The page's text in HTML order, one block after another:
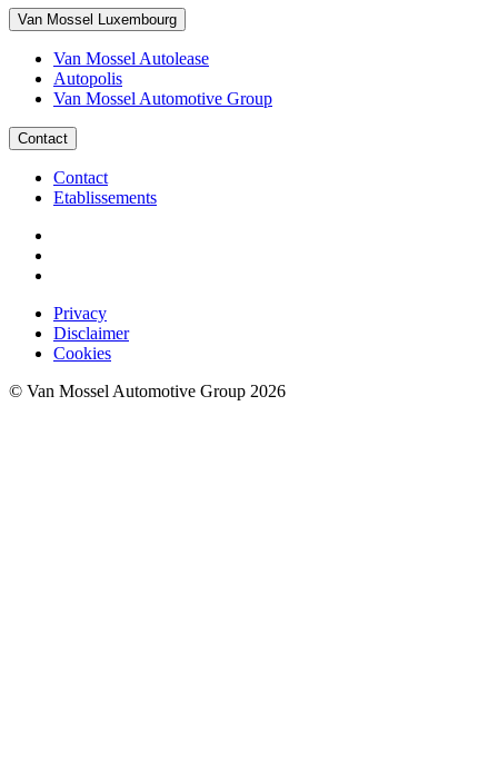
Van Mossel Luxembourg
Van Mossel Autolease
Autopolis
Van Mossel Automotive Group
Contact
Contact
Etablissements
Privacy
Disclaimer
Cookies
© Van Mossel Automotive Group 2026